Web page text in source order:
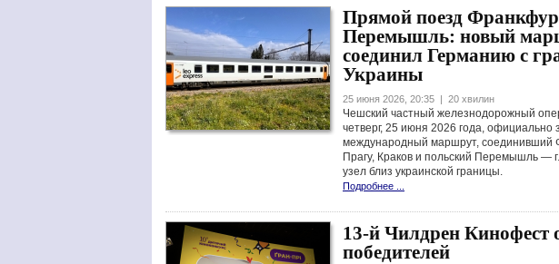
Прямой поезд
Перемышль: новый
соединил Германию с
Украины
25 июня 2026, 20:35 | 20 хвилин
Чешский частный железнодорожный
четверг, 25 июня 2026 года, официально
международный маршрут, соединивший
Прагу, Краков и польский Перемышль —
узел близ украинской границы.
Подробнее ...
13-й Чилдрен Кинофест
победителей